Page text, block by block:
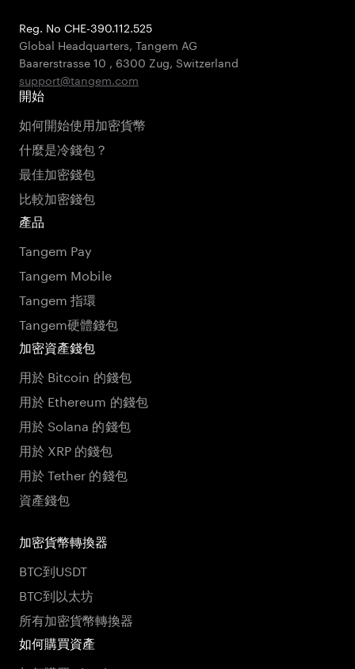
Reg. No CHE-390.112.525
Global Headquarters, Tangem AG
Baarerstrasse 10 , 6300 Zug, Switzerland
support@tangem.com
開始
如何開始使用加密貨幣
什麼是冷錢包？
最佳加密錢包
比較加密錢包
產品
Tangem Pay
Tangem Mobile
Tangem 指環
Tangem硬體錢包
加密資產錢包
用於 Bitcoin 的錢包
用於 Ethereum 的錢包
用於 Solana 的錢包
用於 XRP 的錢包
用於 Tether 的錢包
資產錢包
加密貨幣轉換器
BTC到USDT
BTC到以太坊
所有加密貨幣轉換器
如何購買資產